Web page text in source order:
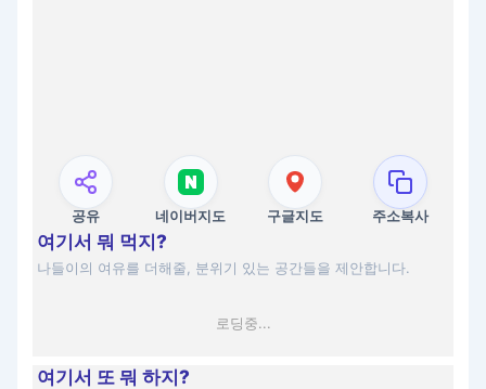
공유 네이버지도 구글지도 주소복사
여기서 뭐 먹지?
나들이의 여유를 더해줄, 분위기 있는 공간들을 제안합니다.
로딩중...
여기서 또 뭐 하지?